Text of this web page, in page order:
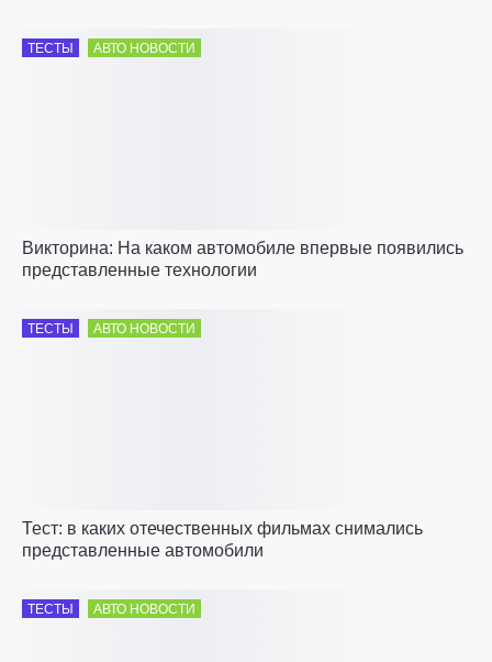
ТЕСТЫ АВТО НОВОСТИ
Викторина: На каком автомобиле впервые появились
представленные технологии
ТЕСТЫ АВТО НОВОСТИ
Тест: в каких отечественных фильмах снимались
представленные автомобили
ТЕСТЫ АВТО НОВОСТИ